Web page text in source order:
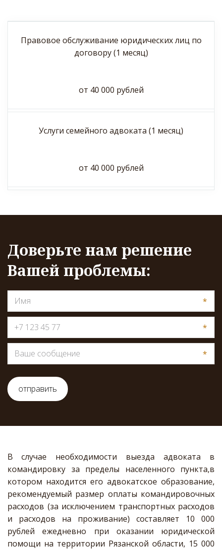
Правовое обслуживание юридических лиц по
договору (1 месяц)
от 40 000 рублей
Услуги семейного адвоката (1 месяц)
от 40 000 рублей
Доверьте нам решение
Вашей проблемы:
*
*
*
отправить
В случае необходимости выезда адвоката в
командировку за пределы населенного пункта,в
котором находится его адвокатское образование,
рекомендуемый размер оплаты командировочных
расходов (за исключением транспортных расходов
и расходов на проживание) составляет 10 000
рублей ежедневно при оказании юридической
помощи на территории Рязанской области, 15 000